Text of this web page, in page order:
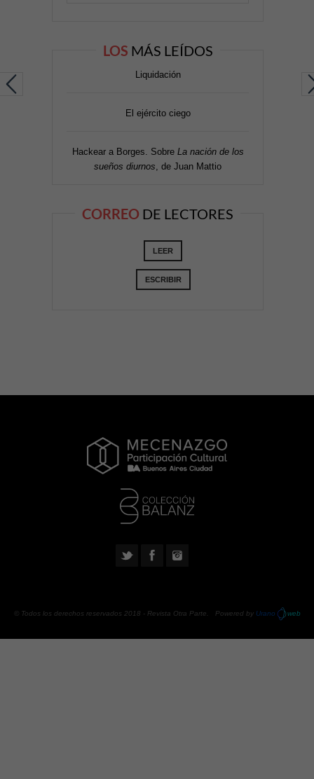
LOS MÁS LEÍDOS
Liquidación
El ejército ciego
Hackear a Borges. Sobre La nación de los
sueños diurnos , de Juan Mattio
CORREO DE LECTORES
LEER
ESCRIBIR
© Todos los derechos reservados 2018 - Revista Otra Parte . Powered by Urano web